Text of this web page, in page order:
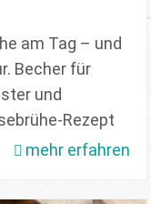
am Tag – und
Becher für
und
Rezept
mehr erfahren